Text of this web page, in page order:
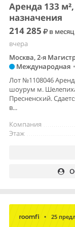
Аренда 133
назначения
214 285
в месяц
вчера
Москва, 2-я
Международная •
Лот №1108046
шоурум м.
Пресненский.
в...
Компания
Этаж
• 25